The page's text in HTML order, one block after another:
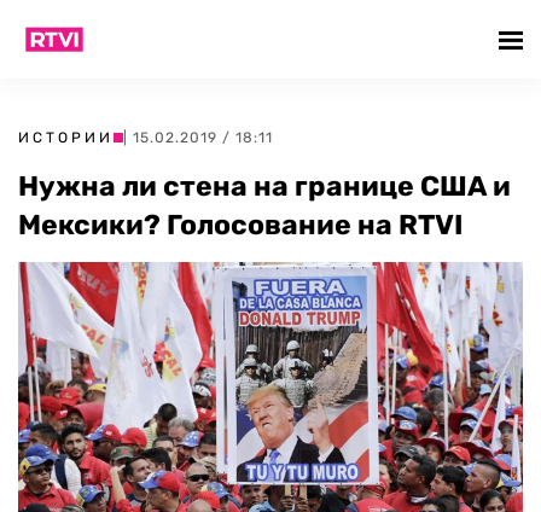
ИСТОРИИ | 15.02.2019 / 18:11
Нужна ли стена на границе США и
Мексики? Голосование на RTVI